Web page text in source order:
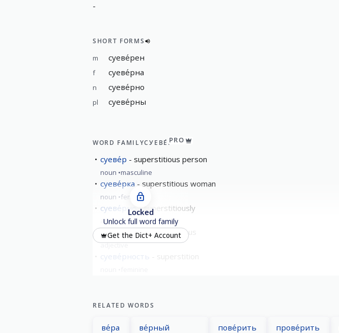
-
SHORT FORMS
m суеве́рен
f суеве́рна
n суеве́рно
pl суеве́рны
WORD FAMILYСУЕВЕ́РPRO
суеве́р superstitious person
noun masculine
суеве́рка superstitious woman
noun feminine
суеве́рно superstitiously
adverb
суеве́рный superstitious
adjective
суеве́рность
Locked
Unlock full word family
Get the Dict+ Account
RELATED WORDS
ве́ра ве́рный пове́рить прове́рить